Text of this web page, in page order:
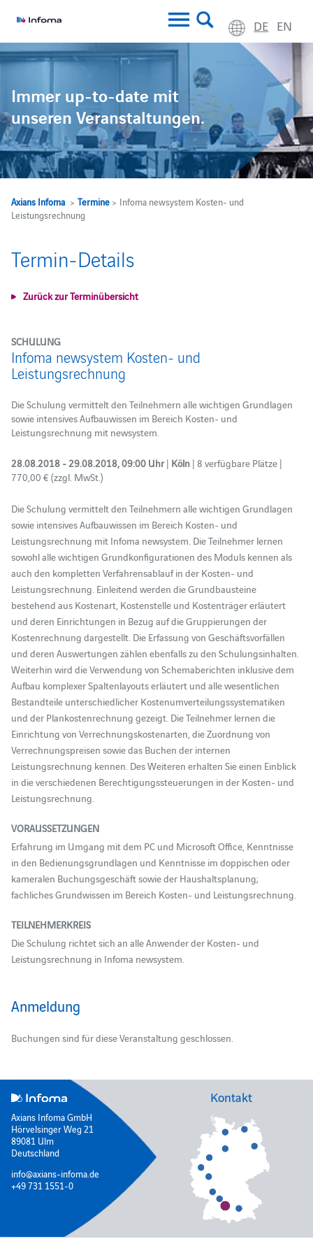
DE EN
Immer up-to-date mit
unseren Veranstaltungen.
Axians Infoma> Termine> Infoma newsystem Kosten- und
Leistungsrechnung
Termin-Details
Zurück zur Terminübersicht
SCHULUNG
Infoma newsystem Kosten- und
Leistungsrechnung
Die Schulung vermittelt den Teilnehmern alle wichtigen Grundlagen
sowie intensives Aufbauwissen im Bereich Kosten- und
Leistungsrechnung mit newsystem.
28.08.2018 - 29.08.2018, 09:00 Uhr| Köln | 8 verfügbare Plätze |
770,00 € (zzgl. MwSt.)
Die Schulung vermittelt den Teilnehmern alle wichtigen Grundlagen
sowie intensives Aufbauwissen im Bereich Kosten- und
Leistungsrechnung mit Infoma newsystem. Die Teilnehmer lernen
sowohl alle wichtigen Grundkonfigurationen des Moduls kennen als
auch den kompletten Verfahrensablauf in der Kosten- und
Leistungsrechnung. Einleitend werden die Grundbausteine
bestehend aus Kostenart, Kostenstelle und Kostenträger erläutert
und deren Einrichtungen in Bezug auf die Gruppierungen der
Kostenrechnung dargestellt. Die Erfassung von Geschäftsvorfällen
und deren Auswertungen zählen ebenfalls zu den Schulungsinhalten.
Weiterhin wird die Verwendung von Schemaberichten inklusive dem
Aufbau komplexer Spaltenlayouts erläutert und alle wesentlichen
Bestandteile unterschiedlicher Kostenumverteilungssystematiken
und der Plankostenrechnung gezeigt. Die Teilnehmer lernen die
Einrichtung von Verrechnungskostenarten, die Zuordnung von
Verrechnungspreisen sowie das Buchen der internen
Leistungsrechnung kennen. Des Weiteren erhalten Sie einen Einblick
in die verschiedenen Berechtigungssteuerungen in der Kosten- und
Leistungsrechnung.
VORAUSSETZUNGEN
Erfahrung im Umgang mit dem PC und Microsoft Office, Kenntnisse
in den Bedienungsgrundlagen und Kenntnisse im doppischen oder
kameralen Buchungsgeschäft sowie der Haushaltsplanung;
fachliches Grundwissen im Bereich Kosten- und Leistungsrechnung.
TEILNEHMERKREIS
Die Schulung richtet sich an alle Anwender der Kosten- und
Leistungsrechnung in Infoma newsystem.
Anmeldung
Buchungen sind für diese Veranstaltung geschlossen.
Axians Infoma GmbH
Hörvelsinger Weg 21
89081 Ulm
Deutschland
info@axians-infoma.de
+49 731 1551-0
Kontakt